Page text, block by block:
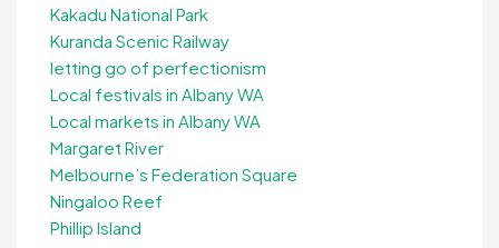
Kakadu National Park
Kuranda Scenic Railway
letting go of perfectionism
Local festivals in Albany WA
Local markets in Albany WA
Margaret River
Melbourne’s Federation Square
Ningaloo Reef
Phillip Island